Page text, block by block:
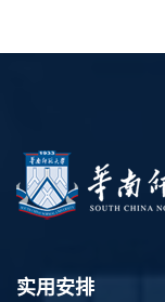
实用安排